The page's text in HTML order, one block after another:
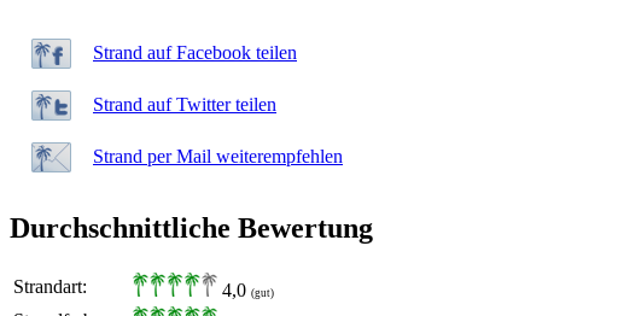
Strand auf Facebook teilen
Strand auf Twitter teilen
Strand per Mail weiterempfehlen
Durchschnittliche Bewertung
Strandart: 4,0 (gut)